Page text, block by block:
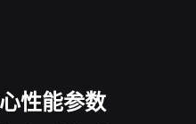
性能参数